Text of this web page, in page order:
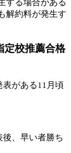
する場合がある
解約料が発生す
定校推薦合格
がある11月頃
、早い者勝ち